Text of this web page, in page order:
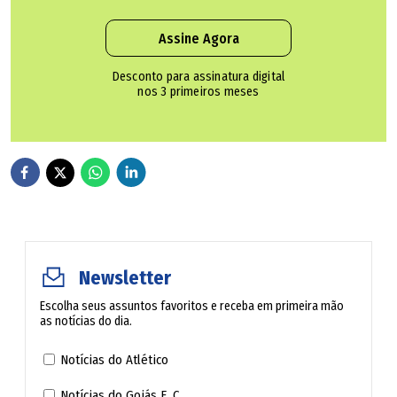
prefeito Sandro Mabel alega que foi notificado duas vezes
pelo Tribunal de Contas dos Municípios (TCM) para
adequar a reforma de 2018 à reforma previdência
pretende encaminhar um projeto à Câmara neste segundo
semestre.
Câmara, a Fundação Aroeira, contratada pela prefeitura, vai
apresentar o cálculo atuarial (cálculo do valor que deve
ser poupado ou contribuído hoje para garantir a
aposentadoria ou pensão no futuro) que servirá de base
para elaboração do plano de custeio do GoianiaPrev.
Assine Agora
Desconto para assinatura digital
nos 3 primeiros meses
Newsletter
Escolha seus assuntos favoritos e receba em primeira mão
as notícias do dia.
Notícias do Atlético